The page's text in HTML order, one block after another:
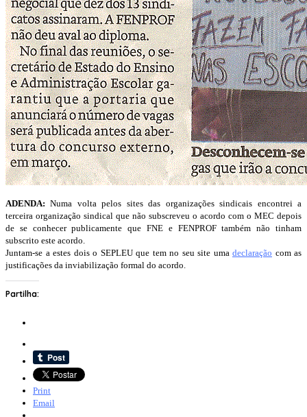
ADENDA: Numa volta pelos sites das organizações sindicais encontrei a
terceira organização sindical que não subscreveu o acordo com o MEC depois
de se conhecer publicamente que FNE e FENPROF também não tinham
subscrito este acordo.
Juntam-se a estes dois o SEPLEU que tem no seu site uma declaração com as
justificações da inviabilização formal do acordo.
Partilha:
Print
Email